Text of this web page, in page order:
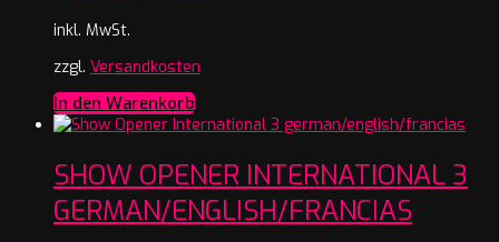
inkl. MwSt.
zzgl. Versandkosten
In den Warenkorb
SHOW OPENER INTERNATIONAL 3
GERMAN/ENGLISH/FRANCIAS